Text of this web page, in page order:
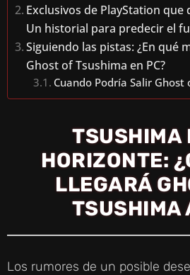
Exclusivos de PlayStation que
Un historial para predecir el
Siguiendo las pistas: ¿En qué
Ghost of Tsushima en PC?
Cuando Podría Salir Ghost
TSUSHIMA
HORIZONTE:
LLEGARÁ
TSUSHIMA
Los rumores de un posible